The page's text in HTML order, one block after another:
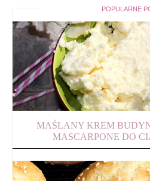
POPULARNE
MAŚLANY KREM
MASCARPONE DO